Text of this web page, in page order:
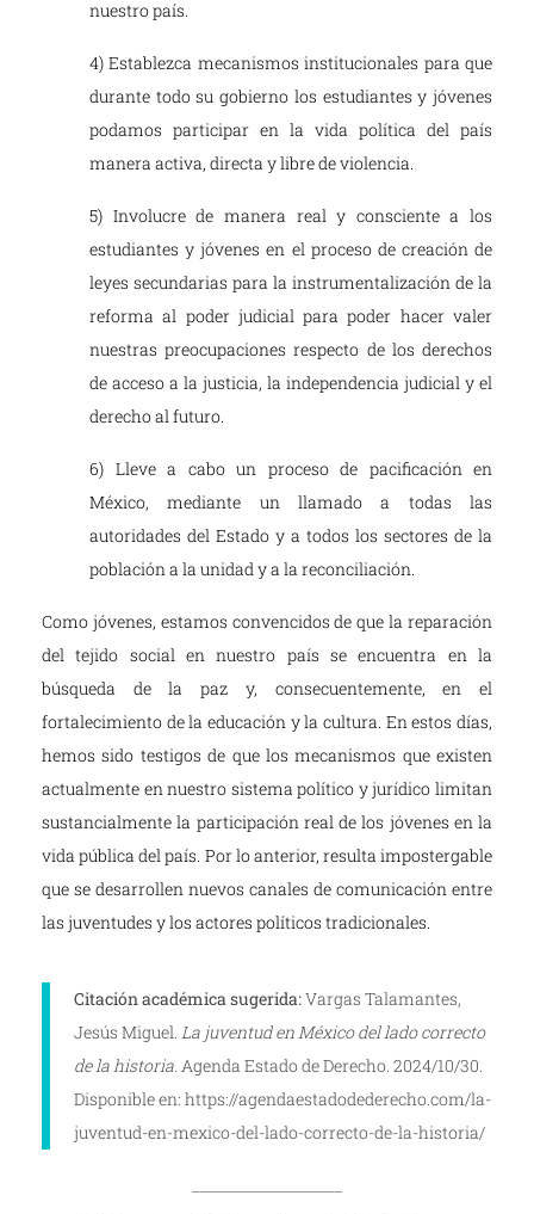
nuestro país.
4) Establezca mecanismos institucionales para que
durante todo su gobierno los estudiantes y jóvenes
podamos participar en la vida política del país
manera activa, directa y libre de violencia.
5) Involucre de manera real y consciente a los
estudiantes y jóvenes en el proceso de creación de
leyes secundarias para la instrumentalización de la
reforma al poder judicial para poder hacer valer
nuestras preocupaciones respecto de los derechos
de acceso a la justicia, la independencia judicial y el
derecho al futuro.
6) Lleve a cabo un proceso de pacificación en
México, mediante un llamado a todas las
autoridades del Estado y a todos los sectores de la
población a la unidad y a la reconciliación.
Como jóvenes, estamos convencidos de que la reparación
del tejido social en nuestro país se encuentra en la
búsqueda de la paz y, consecuentemente, en el
fortalecimiento de la educación y la cultura. En estos días,
hemos sido testigos de que los mecanismos que existen
actualmente en nuestro sistema político y jurídico limitan
sustancialmente la participación real de los jóvenes en la
vida pública del país. Por lo anterior, resulta impostergable
que se desarrollen nuevos canales de comunicación entre
las juventudes y los actores políticos tradicionales.
Citación académica sugerida:Vargas Talamantes,
Jesús Miguel. La juventud en México del lado correcto
de la historia. Agenda Estado de Derecho. 2024/10/30.
Disponible en: https://agendaestadodederecho.com/la-
juventud-en-mexico-del-lado-correcto-de-la-historia/